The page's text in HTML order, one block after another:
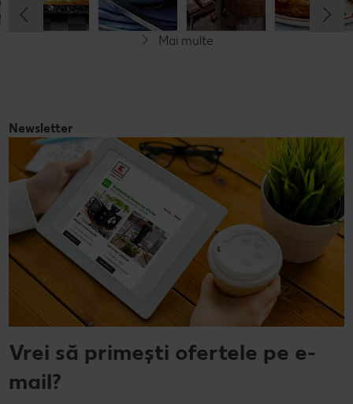
Simplu
Mai multe
Newsletter
Vrei să primești ofertele pe e-
mail?